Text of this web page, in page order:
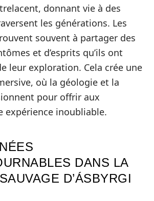
donnant vie à des
les générations. Les
souvent à partager des
et d’esprits qu’ils ont
leur exploration. Cela crée une
où la géologie et la
pour offrir aux
expérience inoubliable.
DANS LA
D’ÁSBYRGI